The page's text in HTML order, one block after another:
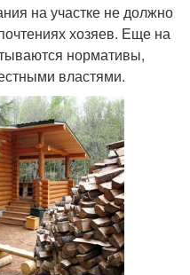
на участке не должно
хозяев. Еще на
нормативы,
властями.